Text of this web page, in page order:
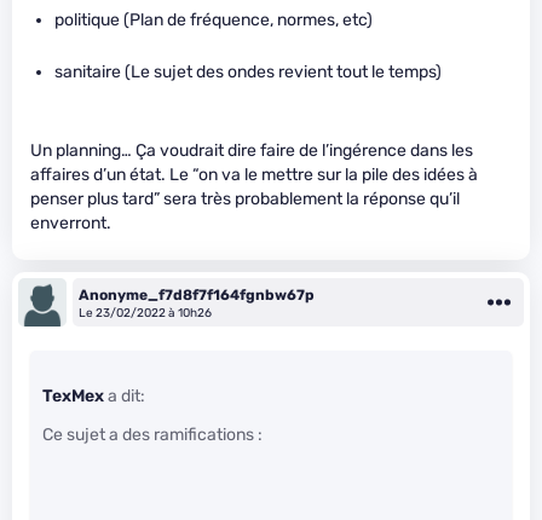
politique (Plan de fréquence, normes, etc)
sanitaire (Le sujet des ondes revient tout le temps)
Un planning… Ça voudrait dire faire de l’ingérence dans les
affaires d’un état. Le “on va le mettre sur la pile des idées à
penser plus tard” sera très probablement la réponse qu’il
enverront.
Anonyme_f7d8f7f164fgnbw67p
Le 23/02/2022 à 10h26
TexMexa dit:
Ce sujet a des ramifications :